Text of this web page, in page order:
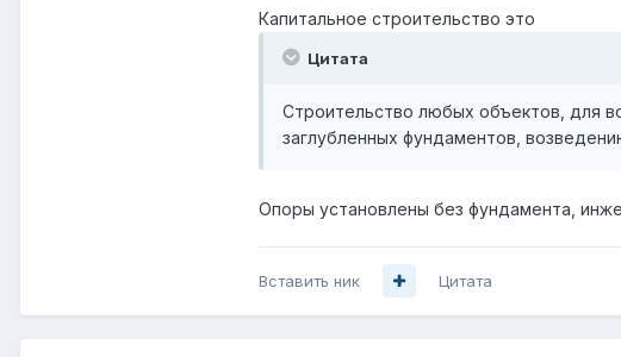
Капитальное строительство это
Цитата
Строительство любых объектов, для
заглубленных фундаментов,
Опоры установлены без фундамента,
Вставить ник Цитата